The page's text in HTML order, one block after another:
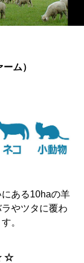
ム）
ある10haの羊
やツタに覆わ
。
☆